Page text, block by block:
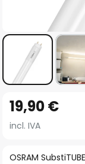
comienzo
laOSRAM
19,90 €
incl. IVA